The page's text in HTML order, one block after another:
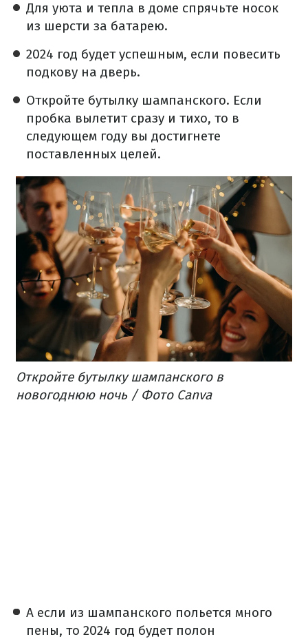
Для уюта и тепла в доме спрячьте носок
из шерсти за батарею.
2024 год будет успешным, если повесить
подкову на дверь.
Откройте бутылку шампанского. Если
пробка вылетит сразу и тихо, то в
следующем году вы достигнете
поставленных целей.
Откройте бутылку шампанского в
новогоднюю ночь / Фото Canva
А если из шампанского польется много
пены, то 2024 год будет полон